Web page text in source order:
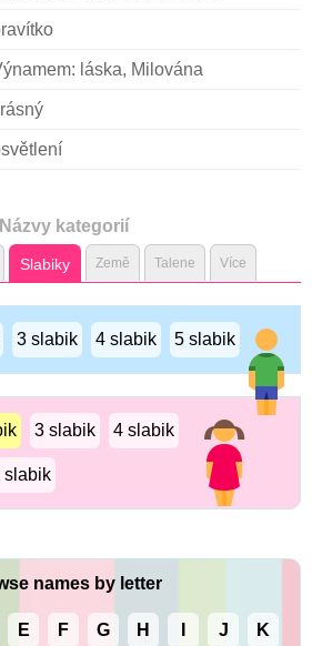
láska, Milována
Názvy kategorií
Slabiky Země Talene Více
3 slabik 4 slabik 5 slabik
3 slabik 4 slabik
slabik
names by letter
E F G H J K